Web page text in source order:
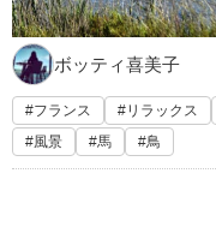
ボッティ喜美子
フランス リラックス
風景
馬 鳥